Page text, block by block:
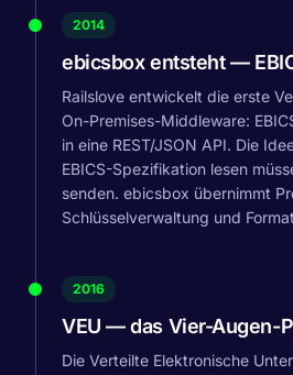
2014
ebicsbox entsteht —
Railslove entwickelt die erste
On-Premises-Middleware:
in eine REST/JSON API. Die
EBICS-Spezifikation lesen
senden. ebicsbox übernimmt
Schlüsselverwaltung und
2016
VEU — das Vier-Augen-
Die Verteilte Elektronische